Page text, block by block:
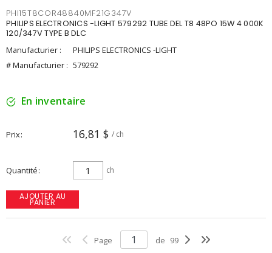
PHI15T8COR48840MF21G347V
PHILIPS ELECTRONICS -LIGHT 579292 TUBE DEL T8 48PO 15W 4 000K
120/347V TYPE B DLC
Manufacturier :
PHILIPS ELECTRONICS -LIGHT
# Manufacturier : 579292
En inventaire
Prix 16,81 $ / ch
Quantité ch
AJOUTER AU
PANIER
Page de 99